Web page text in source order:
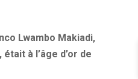
Lwambo Makiadi,
à l’âge d’or de